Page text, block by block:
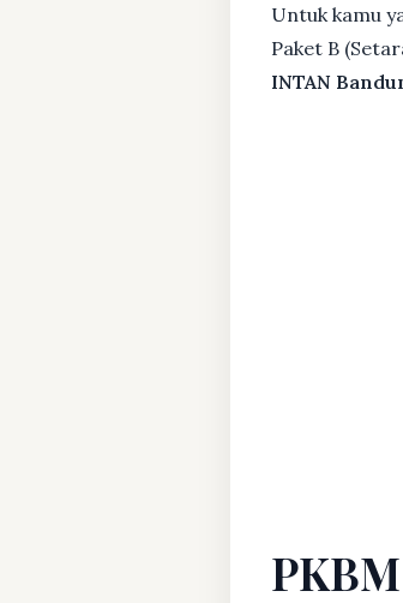
Untuk kamu
Paket B
INTAN